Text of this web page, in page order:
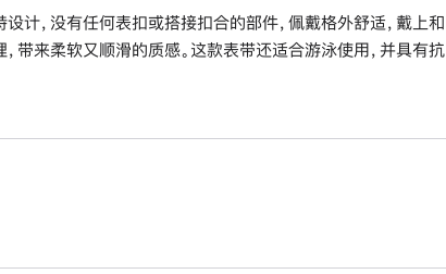
计，没有任何表扣或搭接扣合的部件，佩戴格外舒适，戴上和
带来柔软又顺滑的质感。这款表带还适合游泳使用，并具有抗